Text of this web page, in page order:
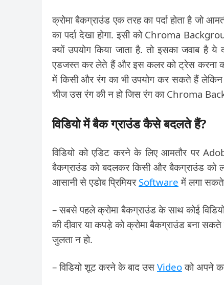
क्रोमा बैकग्राउंड एक तरह का पर्दा होता है जो
का पर्दा देखा होगा. इसी को Chroma
क्यों उपयोग किया जाता है. तो इसका जवाब है
एडजस्त कर लेते हैं और इस कलर को ट्रेस करना
में किसी और रंग का भी उपयोग कर सकते हैं
चीज उस रंग की न हो जिस रंग का Chroma
विडियो में बैक ग्राउंड कैसे बदलते हैं?
विडियो को एडिट करने के लिए आमतौर पर
बैकग्राउंड को बदलकर किसी और बैकग्राउंड को
आसानी से एडोब प्रिमियर Software में लगा सकते
– सबसे पहले क्रोमा बैकग्राउंड के साथ कोई
की दीवार या कपड़े को क्रोमा बैकग्राउंड बना
जुलता न हो.
– विडियो शूट करने के बाद उस Videoको अपने